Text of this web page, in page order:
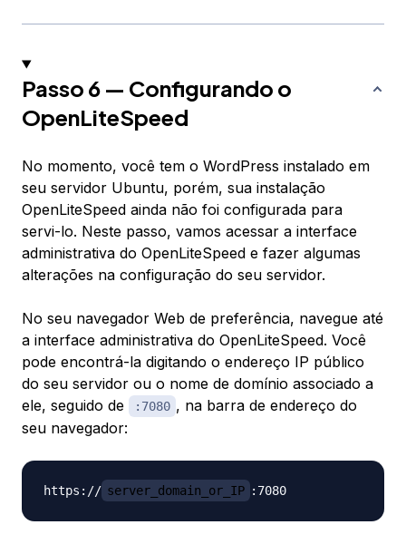
Passo 6 — Configurando o
OpenLiteSpeed
No momento, você tem o WordPress instalado em
seu servidor Ubuntu, porém, sua instalação
OpenLiteSpeed ainda não foi configurada para
servi-lo. Neste passo, vamos acessar a interface
administrativa do OpenLiteSpeed e fazer algumas
alterações na configuração do seu servidor.
No seu navegador Web de preferência, navegue até
a interface administrativa do OpenLiteSpeed. Você
pode encontrá-la digitando o endereço IP público
do seu servidor ou o nome de domínio associado a
ele, seguido de
:7080 , na barra de endereço do
seu navegador:
https:// server_domain_or_IP